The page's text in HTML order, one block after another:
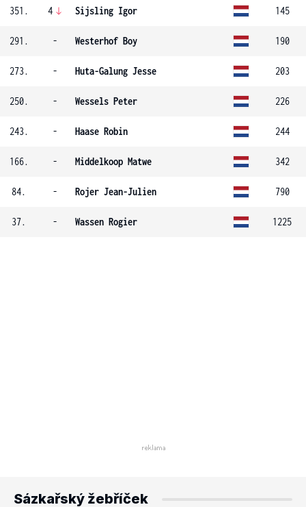
351. 4 Sijsling Igor 145
291. - Westerhof Boy 190
273. - Huta-Galung Jesse 203
250. - Wessels Peter 226
243. - Haase Robin 244
166. - Middelkoop Matwe 342
84. - Rojer Jean-Julien 790
37. - Wassen Rogier 1225
Sázkařský žebříček